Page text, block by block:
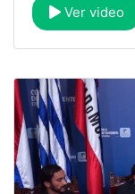
Ver video